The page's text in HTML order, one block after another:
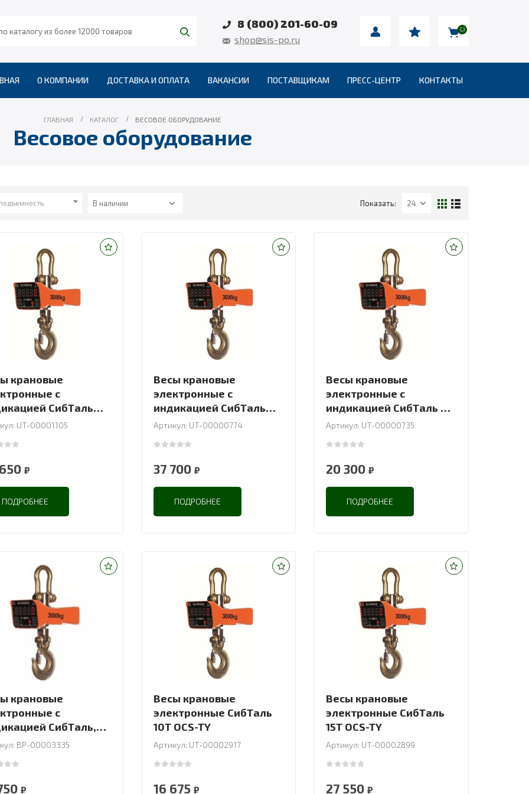
8 (800) 201-60-09
shop@sis-po.ru
О КОМПАНИИ ДОСТАВКА И ОПЛАТА ВАКАНСИИ ПОСТАВЩИКАМ ПРЕСС-ЦЕНТР КОНТАКТЫ
ГЛАВНАЯ КАТАЛОГ ВЕСОВОЕ ОБОРУДОВАНИЕ
Весовое оборудование
Показать:
крановые
с
СибТаль
JJE
UT-00001105
₽
ПОДРОБНЕЕ
Весы крановые
электронные с
индикацией СибТаль
15Т OCS-JJE
Артикул: UT-00000774
37 700 ₽
ПОДРОБНЕЕ
Весы крановые
электронные с
индикацией СибТаль 5Т
OCS-JJE
Артикул: UT-00000735
20 300₽
ПОДРОБНЕЕ
крановые
с
СибТаль,
OCS-JJE, 3Т
BP-00003335
₽
Весы крановые
электронные СибТаль
10Т OCS-TY
Артикул: UT-00002917
16 675 ₽
Весы крановые
электронные СибТаль
15T OCS-TY
Артикул: UT-00002899
27 550₽